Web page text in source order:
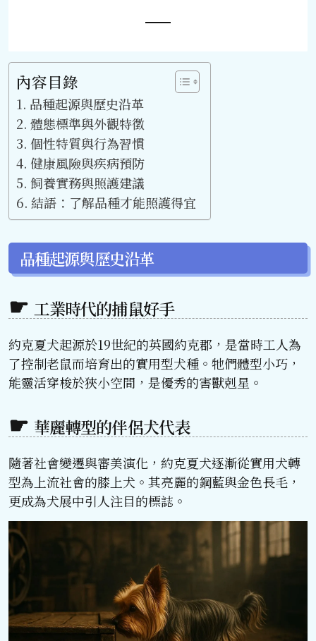
內容目錄
品種起源與歷史沿革
體態標準與外觀特徵
個性特質與行為習慣
健康風險與疾病預防
飼養實務與照護建議
結語：了解品種才能照護得宜
品種起源與歷史沿革
工業時代的捕鼠好手
約克夏犬起源於19世紀的英國約克郡，是當時工人為
了控制老鼠而培育出的實用型犬種。牠們體型小巧，
能靈活穿梭於狹小空間，是優秀的害獸剋星。
華麗轉型的伴侶犬代表
隨著社會變遷與審美演化，約克夏犬逐漸從實用犬轉
型為上流社會的膝上犬。其亮麗的鋼藍與金色長毛，
更成為犬展中引人注目的標誌。